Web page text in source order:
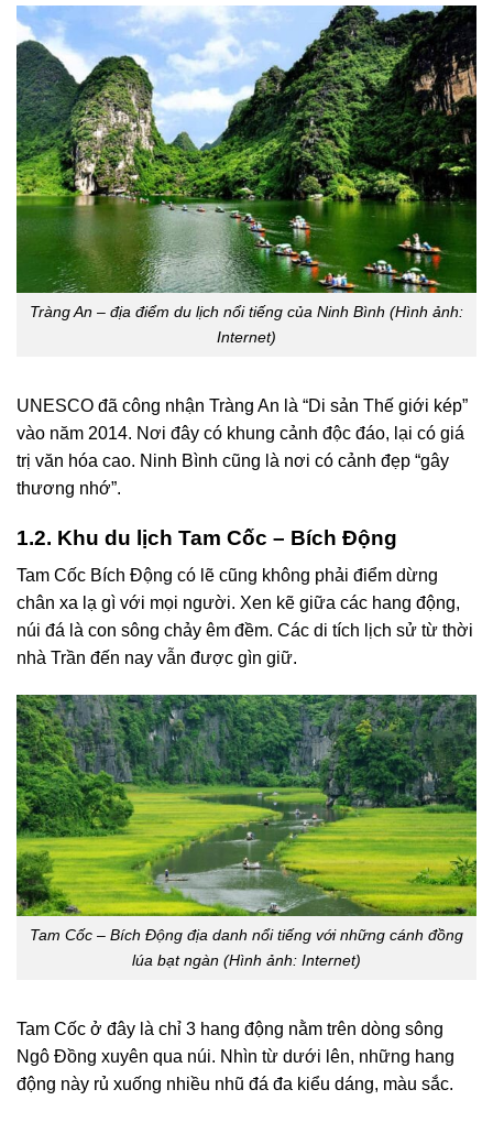
Tràng An – địa điểm du lịch nổi tiếng của Ninh Bình (Hình ảnh:
Internet)
UNESCO đã công nhận Tràng An là “Di sản Thế giới kép”
vào năm 2014. Nơi đây có khung cảnh độc đáo, lại có giá
trị văn hóa cao. Ninh Bình cũng là nơi có cảnh đẹp “gây
thương nhớ”.
1.2. Khu du lịch Tam Cốc – Bích Động
Tam Cốc Bích Động có lẽ cũng không phải điểm dừng
chân xa lạ gì với mọi người. Xen kẽ giữa các hang động,
núi đá là con sông chảy êm đềm. Các di tích lịch sử từ thời
nhà Trần đến nay vẫn được gìn giữ.
Tam Cốc – Bích Động địa danh nổi tiếng với những cánh đồng
lúa bạt ngàn (Hình ảnh: Internet)
Tam Cốc ở đây là chỉ 3 hang động nằm trên dòng sông
Ngô Đồng xuyên qua núi. Nhìn từ dưới lên, những hang
động này rủ xuống nhiều nhũ đá đa kiểu dáng, màu sắc.